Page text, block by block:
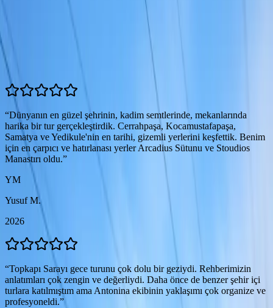
5.0
“Dünyanın en güzel şehrinin, kadim semtlerinde, mekanlarında
harika bir tur gerçekleştirdik. Cerrahpaşa, Kocamustafapaşa,
Samatya ve Yedikule'nin en tarihi, gizemli yerlerini keşfettik. Benim
için en çarpıcı ve hatırlanası yerler Arcadius Sütunu ve Stoudios
Manastırı oldu.”
YM
Yusuf M.
2026
“Topkapı Sarayı gece turunu çok dolu bir geziydi. Rehberimizin
anlatımları çok zengin ve değerliydi. Daha önce de benzer şehir içi
turlara katılmıştım ama Antonina ekibinin yaklaşımı çok organize ve
profesyoneldi.”